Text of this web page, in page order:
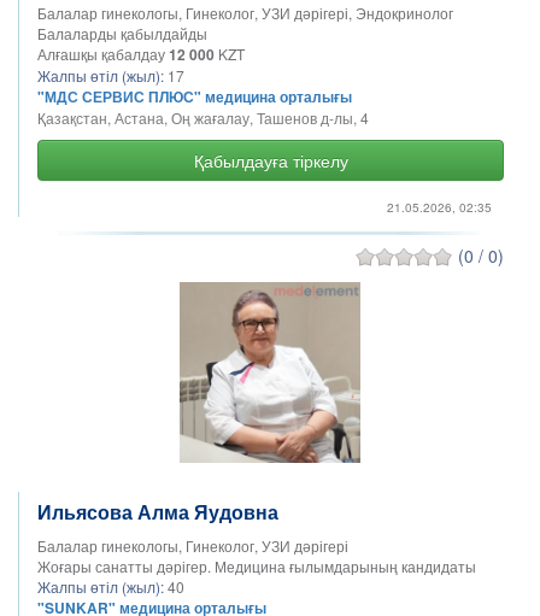
Балалар гинекологы, Гинеколог, УЗИ дәрігері, Эндокринолог
Балаларды қабылдайды
Алғашқы қабалдау12 000 KZT
Жалпы өтіл (жыл): 17
"МДС СЕРВИС ПЛЮС" медицина орталығы
Қазақстан, Астана, Оң жағалау, Ташенов д-лы, 4
Қабылдауға тіркелу
21.05.2026, 02:35
(0 / 0)
Ильясова Алма Яудовна
Балалар гинекологы, Гинеколог, УЗИ дәрігері
Жоғары санатты дәрігер. Медицина ғылымдарының кандидаты
Жалпы өтіл (жыл):40
"SUNKAR" медицина орталығы